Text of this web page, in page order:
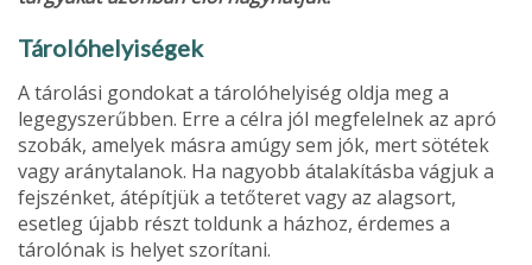
Tárolóhelyiségek
A tárolási gondokat a tárolóhelyiség oldja meg a
legegyszerűbben. Erre a célra jól megfelelnek az apró
szobák, amelyek más­ra amúgy sem jók, mert sötétek
vagy aránytalanok. Ha nagyobb átalakításba vágjuk a
fejszénket, átépítjük a tetőteret vagy az alagsort,
esetleg újabb részt tol­dunk a házhoz, érdemes a
tárolónak is he­lyet szorítani.